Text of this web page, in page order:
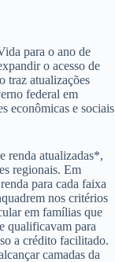
para o ano de
o acesso de
traz atualizações
federal em
econômicas e sociais
renda atualizadas*,
regionais. Em
para cada faixa
nos critérios
em famílias que
qualificavam para
a crédito facilitado.
camadas da